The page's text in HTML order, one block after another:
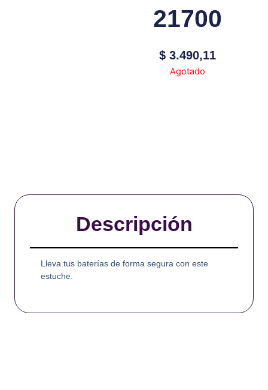
21700
$ 3.490,11
Agotado
Descripción
Lleva tus baterías de forma segura con este
estuche.